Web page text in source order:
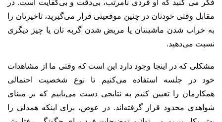
فکر می کنید که او فردی نامرتب، بی‌دقت و بی‌کفایت است. در
مقابل وقتی خودتان در چنین موقعیتی قرار می‌گیرید، تاخیرتان را
به خراب شدن ماشینتان یا مریض شدن گربه تان یا چیز دیگری
نسبت می‌دهید.
مشکلی که در اینجا وجود دارد این است که وقتی ما از مشاهدات
خود در جلسه استفاده می‌کنیم تا نوع شخصیت احتمالی
همکارمان را تعیین کنیم به نتایجی دست می‌یابیم که بر مبنای
شواهدی محدود قرار گرفته‌اند. در عوض، برای اینکه همدلی را